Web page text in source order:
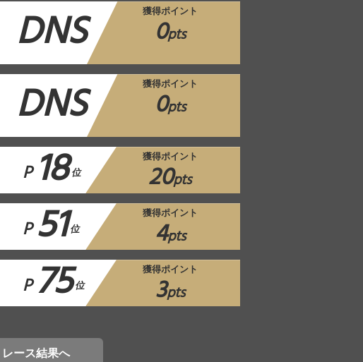
DNS 獲得ポイント
0pts
DNS 獲得ポイント
0pts
P 18 位
獲得ポイント
20pts
P 51 位
獲得ポイント
4pts
P 75位
獲得ポイント
3pts
レース結果へ